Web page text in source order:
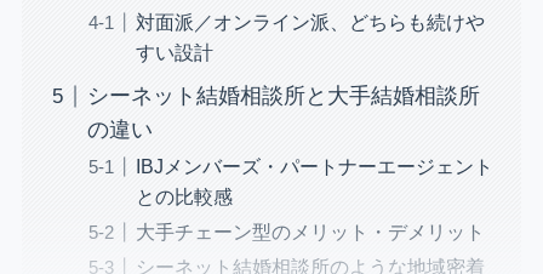
対面派／オンライン派、どちらも続けや
すい設計
シーネット結婚相談所と大手結婚相談所
の違い
IBJメンバーズ・パートナーエージェント
との比較感
大手チェーン型のメリット・デメリット
シーネット結婚相談所のような地域密着